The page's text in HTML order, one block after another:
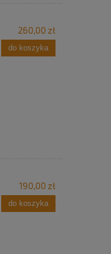
260,00 zł
do koszyka
190,00 zł
do koszyka